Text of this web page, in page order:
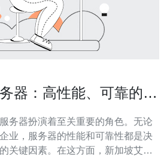
器：高性能、可靠的选
务器扮演着至关重要的角色。无论
业，服务器的性能和可靠性都是决
关键因素。在这方面，新加坡艾云